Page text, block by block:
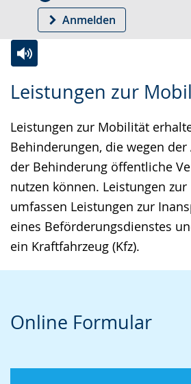
Anmelden
Leistungen zur
Leistungen zur Mobilität
Behinderungen, die wegen
der Behinderung öffentliche
nutzen können. Leistungen
umfassen Leistungen zur
eines Beförderungsdienstes
ein Kraftfahrzeug (Kfz).
Leichten
wechseln.
Audio-
Video
Deutscher
Gebärdensprache
wird
angezeigt.
Online Formular